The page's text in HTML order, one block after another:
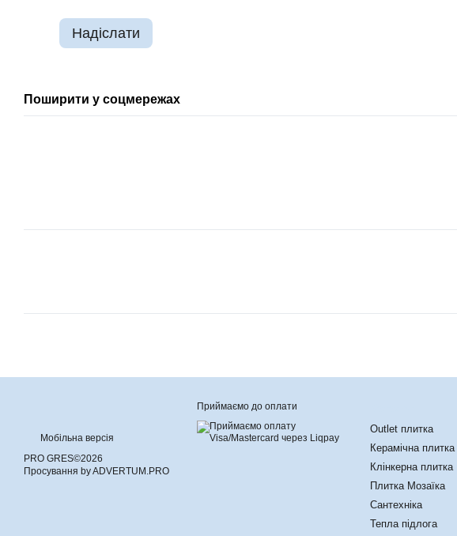
Надіслати
Поширити у соцмережах
Мобільна версія
PRO GRES©2026
Просування by ADVERTUM.PRO
Приймаємо до оплати
Outlet плитка
Керамічна плитка
Клінкерна плитка
Плитка Мозаїка
Сантехніка
Тепла підлога